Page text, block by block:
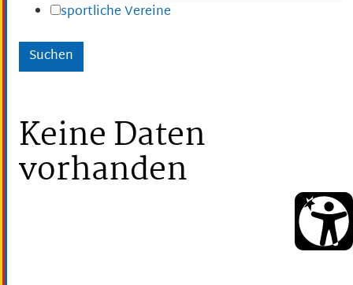
sportliche Vereine
Keine Daten
vorhanden